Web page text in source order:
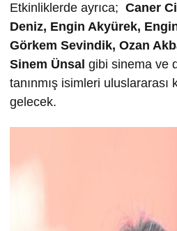
Etkinliklerde ayrıca; Caner
Deniz, Engin Akyürek,
Görkem Sevindik, Ozan
Sinem Ünsal gibi sinema ve
tanınmış isimleri
gelecek.